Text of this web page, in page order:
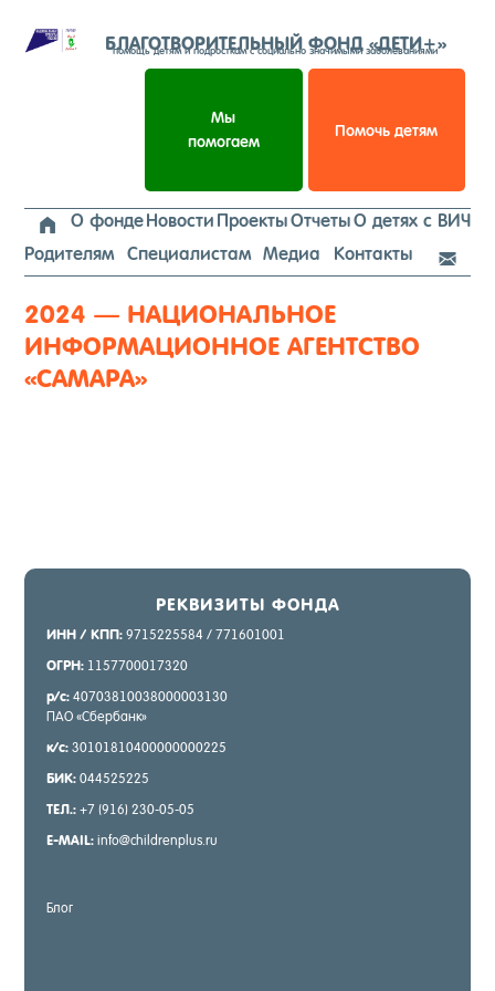
к
содержимому
БЛАГОТВОРИТЕЛЬНЫЙ ФОНД «ДЕТИ+»
помощь детям и подросткам с социально значимыми заболеваниями
Мы
помогаем
Помочь детям
 О фондеНовости ПроектыОтчетыО детях с ВИЧ
Родителям
Специалистам Медиа Контакты 
2024 — НАЦИОНАЛЬНОЕ
ИНФОРМАЦИОННОЕ АГЕНТСТВО
«САМАРА»
РЕК­ВИ­ЗИТЫ ФОН­ДА
ИНН / КПП: 9715225584 / 771601001
ОГРН: 1157700017320
р/с: 40703810038000003130
ПАО «Сбер­банк»
к/с: 30101810400000000225
БИК: 044525225
ТЕЛ.: +7 (916) 230-05-05
E-MAIL: info@childrenplus.ru
Блог